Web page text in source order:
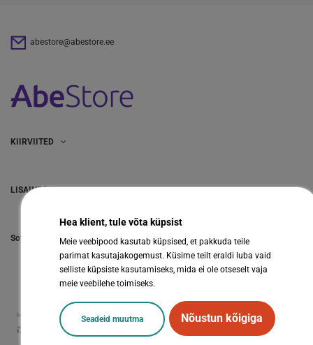
abestore@abestore.ee
KIIRVIITED
LISAINFO
Hea klient, tule võta küpsist
Meie veebipood kasutab küpsised, et pakkuda teile
parimat kasutajakogemust. Küsime teilt eraldi luba vaid
selliste küpsiste kasutamiseks, mida ei ole otseselt vaja
meie veebilehe toimiseks.
Seadeid muutma Nõustun kõigiga
Sotsiaalmeedia